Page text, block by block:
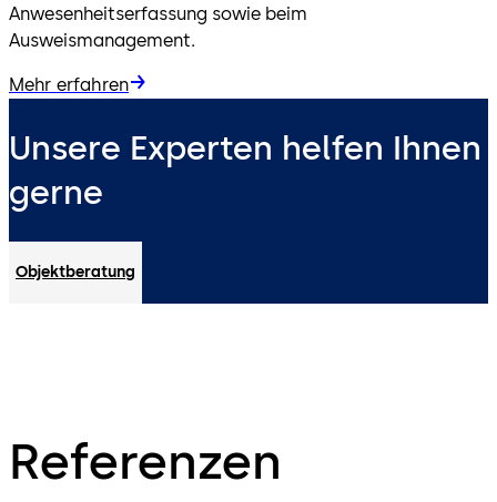
Anwesenheitserfassung sowie beim
Ausweismanagement.
Mehr erfahren
Unsere Experten helfen Ihnen
gerne
Objektberatung
Referenzen